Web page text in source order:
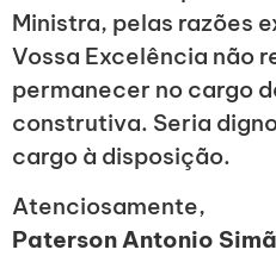
Ministra, pelas razões
Vossa Excelência não
permanecer no cargo
construtiva. Seria
cargo à disposição.
Atenciosamente,
Paterson Antonio